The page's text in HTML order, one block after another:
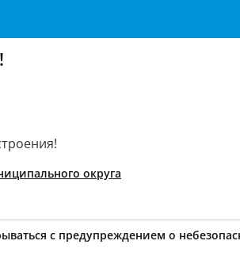
округа
с предупреждением о